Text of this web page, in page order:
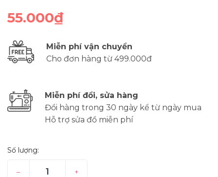
55.000₫
Miễn phí vận chuyển
Cho đơn hàng từ 499.000đ
Miễn phí đổi, sửa hàng
Đổi hàng trong 30 ngày kể từ ngày mua
Hỗ trợ sửa đồ miễn phí
Số lượng:
– +